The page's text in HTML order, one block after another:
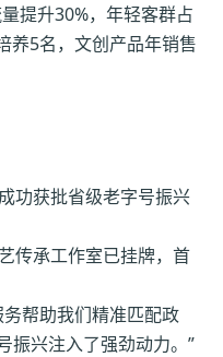
提升30%，年轻客群占
养5名，文创产品年销售
功获批省级老字号振兴
传承工作室已挂牌，首
帮助我们精准匹配政
振兴注入了强劲动力。”